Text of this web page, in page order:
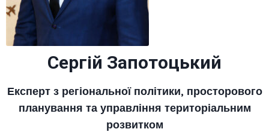
Сергій Запотоцький
Експерт з регіональної політики, просторового
планування та управління територіальним
розвитком